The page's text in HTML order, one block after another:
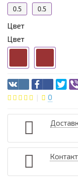
0.5 0.5
Цвет
Цвет
0